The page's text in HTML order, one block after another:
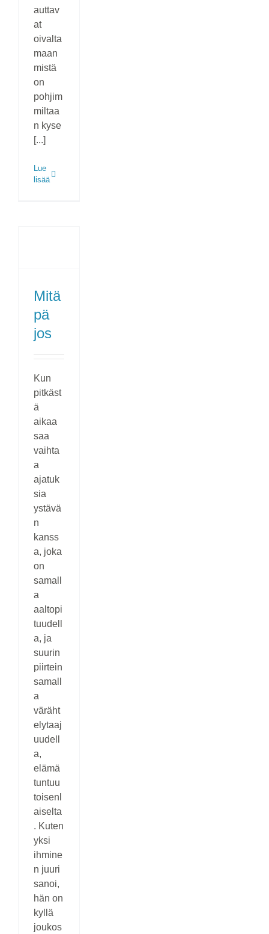
auttav
at
oivalta
maan
mistä
on
pohjim
miltaa
n kyse
[...]
Lue
lisää
Mitä
pä
jos
Kun
pitkäst
ä
aikaa
saa
vaihta
a
ajatuk
sia
ystävä
n
kanss
a, joka
on
samall
a
aaltopi
tuudell
a, ja
suurin
piirtein
samall
a
väräht
elytaaj
uudell
a,
elämä
tuntuu
toisenl
aiselta
. Kuten
yksi
ihmine
n juuri
sanoi,
hän on
kyllä
joukos